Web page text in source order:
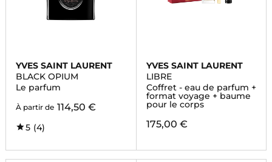
YVES SAINT LAURENT
BLACK OPIUM
Le parfum
À partir de 114,50 €
5 (4)
YVES SAINT LAURENT
LIBRE
Coffret - eau de parfum +
format voyage + baume
pour le corps
175,00 €